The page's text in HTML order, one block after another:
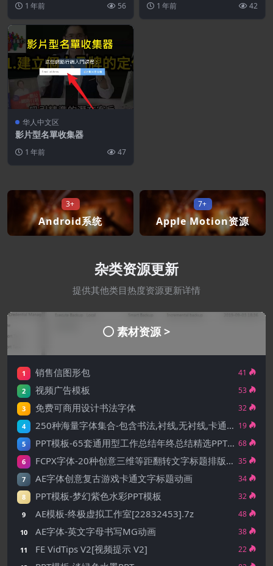
存的完整藍圖，透...
1 年前 56
ac...1 年前 42
华人中文区
影片型名單收集器
1 年前 47
3+
Android系统
7+
Apple Motion资源
杂类资源更新
提供其他类目热度资源更新详情
素材资源 >
1 销售信图形包 41
2 视频广告模板 53
3 免费可商用设计书法字体 32
4 250种海量字体集合-包含书法,衬线,无衬线,卡通,手写等字体 19
5 PPT模板-65套通用型工作总结年终总结精选PPT模板大合集 68
6 FCPX字体-20种创意三维等距翻转文字标题排版动画 35
7 AE字体创意复古游戏卡通文字标题动画 34
8 PPT模板-梦幻紫色水彩PPT模板 32
9 AE模板-终极虚拟工作室[22832453].7z 48
10 AE字体-英文字母书写MG动画 38
11 FE VidTips V2[视频提示 V2] 22